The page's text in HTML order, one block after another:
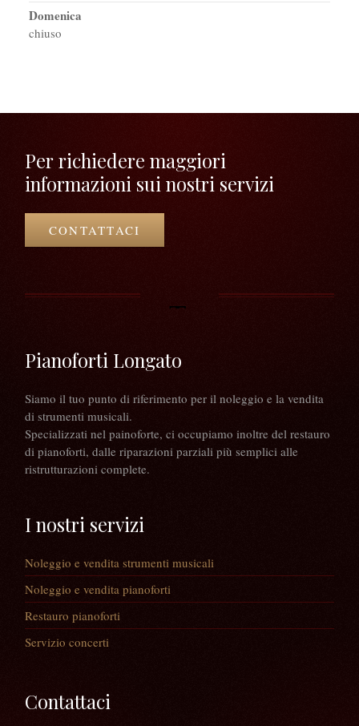
Domenica
chiuso
Per richiedere maggiori
informazioni sui nostri servizi
CONTATTACI
Pianoforti Longato
Siamo il tuo punto di riferimento per il noleggio e la vendita
di strumenti musicali.
Specializzati nel painoforte, ci occupiamo inoltre del restauro
di pianoforti, dalle riparazioni parziali più semplici alle
ristrutturazioni complete.
I nostri servizi
Noleggio e vendita strumenti musicali
Noleggio e vendita pianoforti
Restauro pianoforti
Servizio concerti
Contattaci